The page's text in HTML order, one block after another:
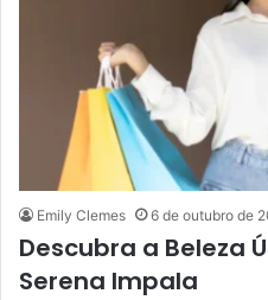
Emily Clemes 6 de outubro de
Descubra a Beleza
Serena Impala